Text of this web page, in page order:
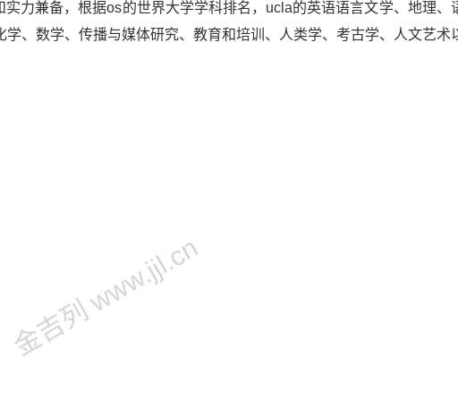
力兼备，根据os的世界大学学科排名，ucla的英语语言文学、地理、
、数学、传播与媒体研究、教育和培训、人类学、考古学、人文艺术
金吉列 www.jjl.cn